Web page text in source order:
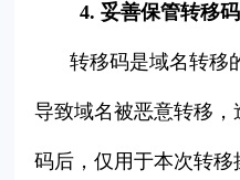
4. 妥善保管转移
转移码是域名转移
导致域名被恶意转移
码后，仅用于本次转移